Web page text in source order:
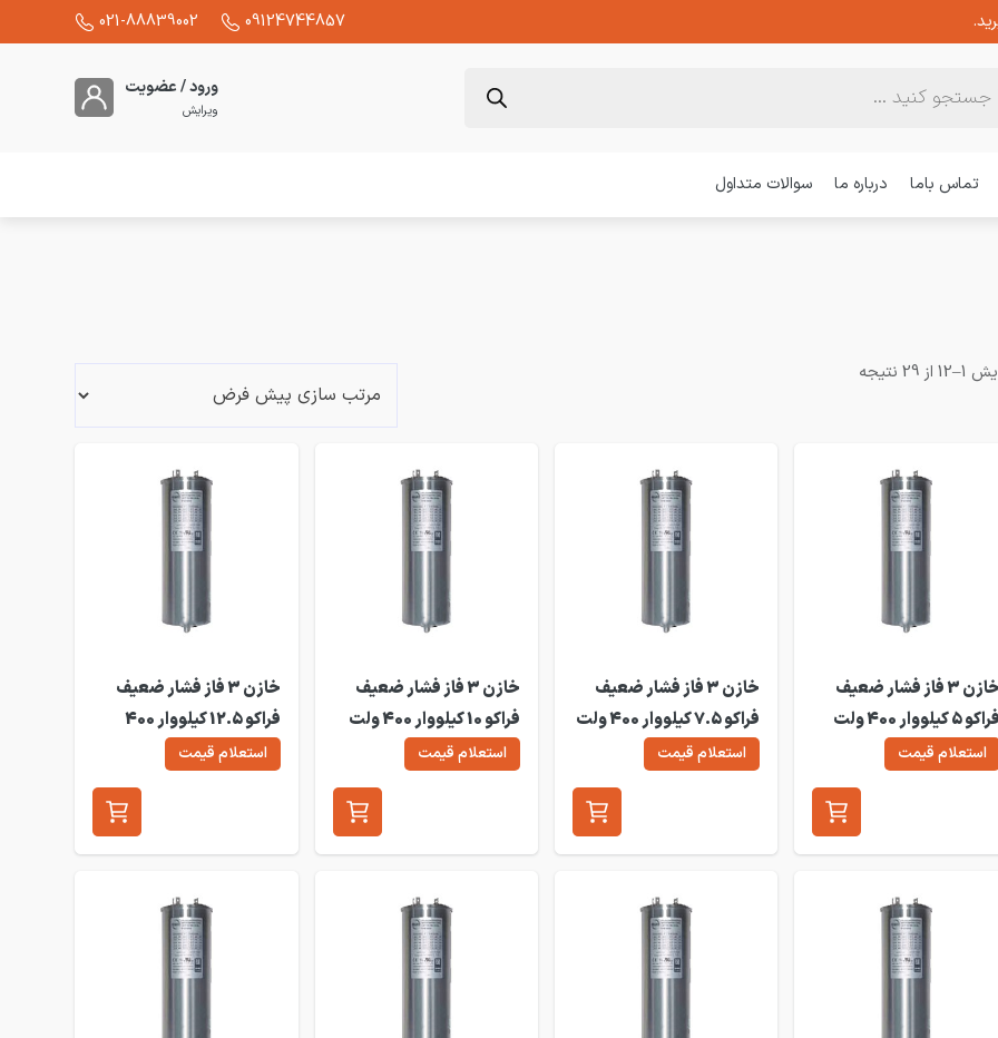
09124744857
021-88839002
ورود / عضویت
ویرایش
تماس باما درباره ما سوالات متداول
29 نتیجه
خازن 3 فاز فشار ضعیف
فراکو 5 کیلووار 400 ولت
LKT5-
استعلام قیمت
خازن 3 فاز فشار ضعیف
فراکو 7.5 کیلووار 400 ولت
LKT7.5-400DB
استعلام قیمت
خازن 3 فاز فشار ضعیف
فراکو 10 کیلووار 400 ولت
LKT10-400DB
استعلام قیمت
خازن 3 فاز فشار ضعیف
فراکو 12.5 کیلووار 400
ولت LKT12.5-400DB
استعلام قیمت